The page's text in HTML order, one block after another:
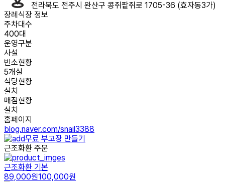
전라북도 전주시 완산구 콩쥐팥쥐로 1705-36 (효자동3가)
장례식장 정보
주차대수
400대
운영구분
사설
빈소현황
5개실
식당현황
설치
매점현황
설치
홈페이지
blog.naver.com/snail3388
무료 부고장 만들기
근조화환 주문
근조화환 기본
89,000원100,000원